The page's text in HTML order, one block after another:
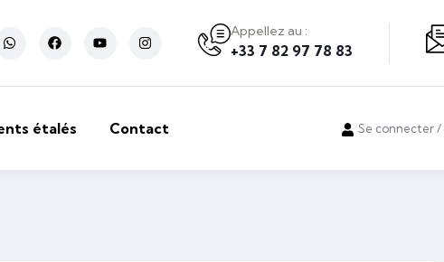
Appellez au :
+33 7 82 97 78 83
étalés Contact Se connecter /